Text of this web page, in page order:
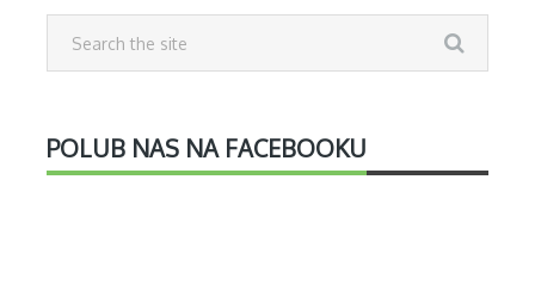
POLUB NAS NA FACEBOOKU